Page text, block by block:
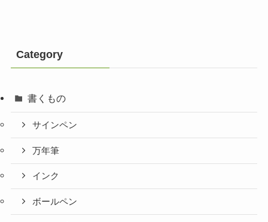
Category
書くもの
サインペン
万年筆
インク
ボールペン